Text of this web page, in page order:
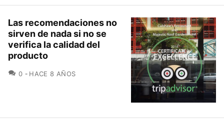
Las recomendaciones no
sirven de nada si no se
verifica la calidad del
producto
0 COMENTARIOS
HACE 8 AÑOS